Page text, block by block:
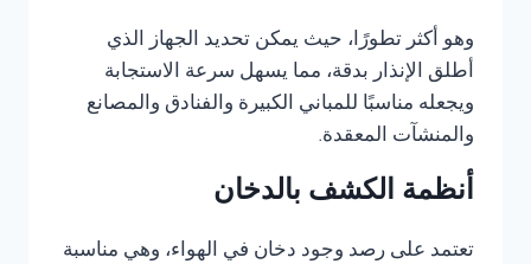
وهو أكثر تطورًا، حيث يمكن تحديد الجهاز الذي
أطلق الإنذار بدقة، مما يسهل سرعة الاستجابة
ويجعله مناسبًا للمباني الكبيرة والفنادق والمصانع
والمنشآت المعقدة.
أنظمة الكشف بالدخان
تعتمد على رصد وجود دخان في الهواء، وهي مناسبة